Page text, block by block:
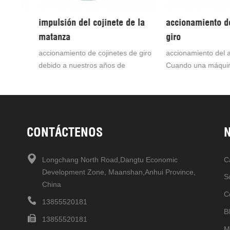
impulsión del cojinete de la
matanza
accionamiento de cojinetes de giro
debido a nuestros años de
accionamientos de giro al adoptar
el cojinete de giro como
accionamiento de giro puede
soportar la fuerza axial, la fuerza
radial y el momento de inclinación
simultáneamente ....
accionamiento del
giro
accionamiento del
Cuando una máquina
miniexcavadoras,
ruedas y de orugas,
accionamientos de
motorreductores
CONTÁCTENOS
Longchang North Road,Dangtu Economic
Development Zone, Maanshan,Anhui Province,
China
13855520181
13855520181